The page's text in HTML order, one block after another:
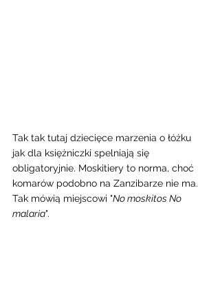
Tak tak tutaj dziecięce marzenia o łóżku
jak dla księżniczki spelniają się
obligatoryjnie. Moskitiery to norma, choć
komarów podobno na Zanzibarze nie ma.
Tak mówią miejscowi "No moskitos No
malaria".